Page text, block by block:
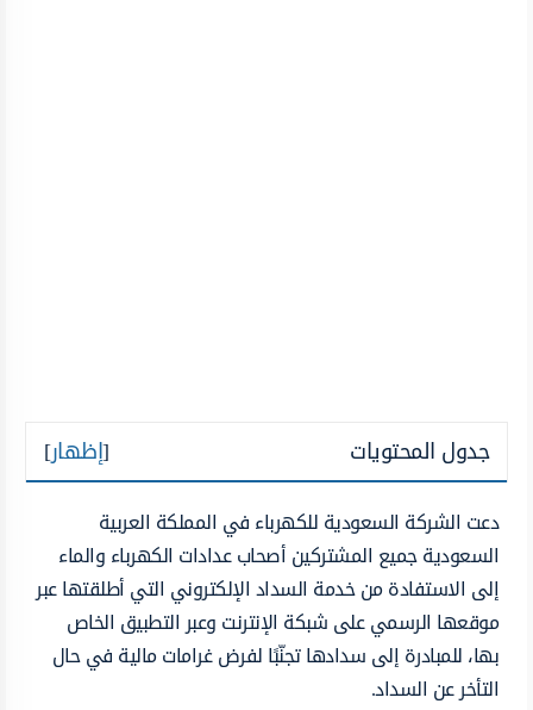
جدول المحتويات [إظهار]
دعت الشركة السعودية للكهرباء في المملكة العربية
السعودية جميع المشتركين أصحاب عدادات الكهرباء والماء
إلى الاستفادة من خدمة السداد الإلكتروني التي أطلقتها عبر
موقعها الرسمي على شبكة الإنترنت وعبر التطبيق الخاص
بها، للمبادرة إلى سدادها تجنّبًا لفرض غرامات مالية في حال
التأخر عن السداد.